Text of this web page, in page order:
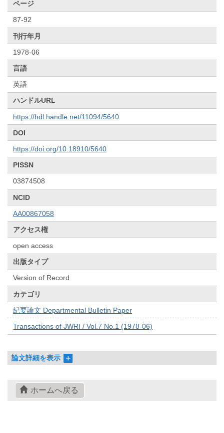
ページ
87-92
刊行年月
1978-06
言語
英語
ハンドルURL
https://hdl.handle.net/11094/5640
DOI
https://doi.org/10.18910/5640
PISSN
03874508
NCID
AA00867058
アクセス権
open access
出版タイプ
Version of Record
カテゴリ
紀要論文 Departmental Bulletin Paper
Transactions of JWRI / Vol.7 No.1 (1978-06)
論文詳細を表示
ホームへ戻る